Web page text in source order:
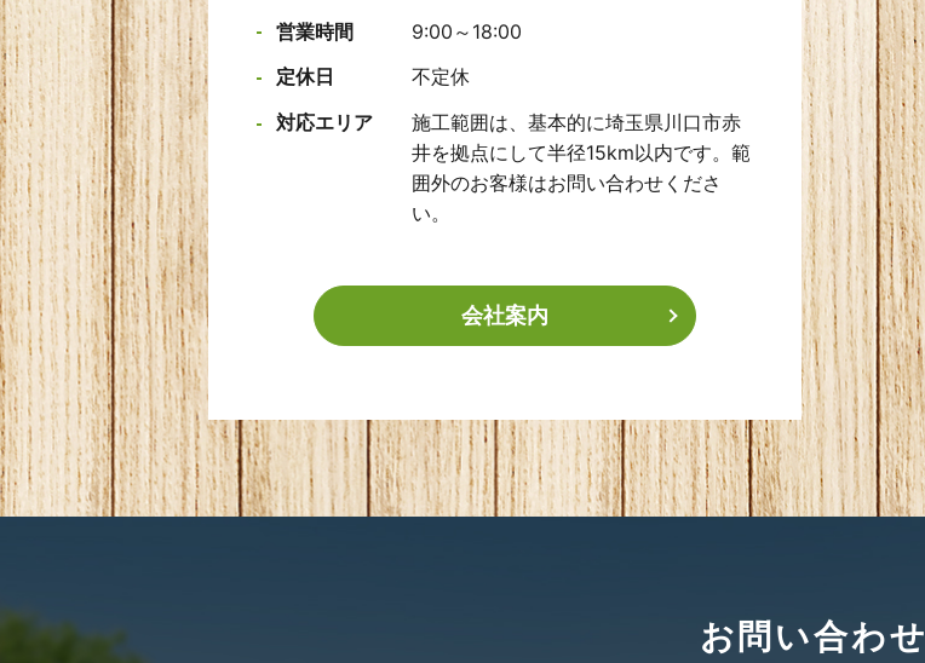
営業時間
9:00～18:00
定休日
不定休
対応エリア
施工範囲は、基本的に埼玉県川口市赤
井を拠点にして半径15km以内です。範
囲外のお客様はお問い合わせくださ
い。
会社案内
お問い合わせ